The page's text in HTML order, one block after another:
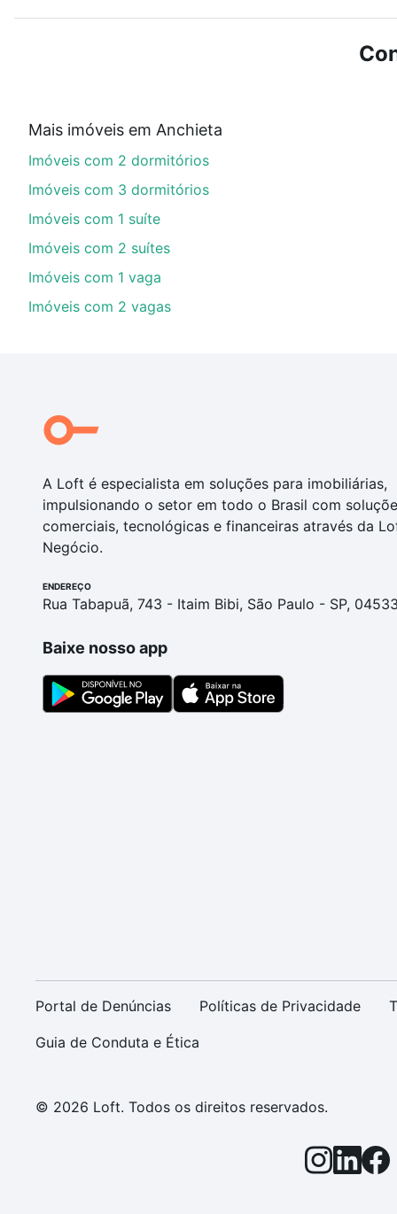
ou sem vaga de garagem para combinar
Imóveis à venda em rua grajau - Anchieta, Belo
Aqui na Loft temos a oferta ideal para você, com
financiamento imobiliário as parcelas podem se
portal quanto custa comprar um apartamento
Mais imóveis em Anchieta
Imóveis com 2 dormitórios
Imóveis com 3 dormitórios
Imóveis com 1 suíte
Imóveis com 2 suítes
Imóveis com 1 vaga
Imóveis com 2 vagas
A Loft é especialista em soluções para imobiliárias,
impulsionando o setor em todo o Brasil com
comerciais, tecnológicas e financeiras através da
Negócio.
ENDEREÇO
Rua Tabapuã, 743 - Itaim Bibi, São Paulo - SP,
Baixe nosso app
Portal de Denúncias Políticas de Privacidade
Guia de Conduta e Ética
© 2026 Loft. Todos os direitos reservados.